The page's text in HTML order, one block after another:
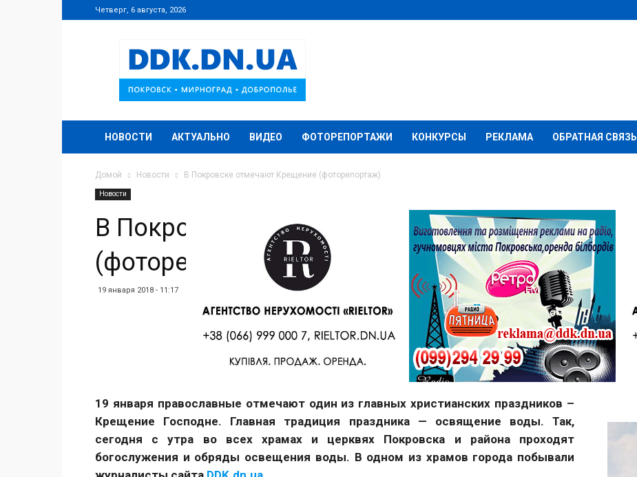
Четверг, 6 августа, 2026
DDK.DN.UA
НОВОСТИ АКТУАЛЬНО ВИДЕО ФОТОРЕПОРТАЖИ КОНКУРСЫ РЕКЛАМА ОБРАТНАЯ СВЯЗЬ
Домой Новости В Покровске отмечают Крещение (фоторепортаж)
Новости
В Покровске отмечают Крещение
(фоторепортаж)
19 января 2018 - 11:17
19 января православные отмечают один из главных христианских праздников –
Крещение Господне. Главная традиция праздника — освящение воды. Так,
сегодня с утра во всех храмах и церквях Покровска и района проходят
богослужения и обряды освещения воды. В одном из храмов города побывали